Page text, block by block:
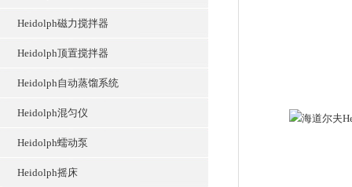
Heidolph磁力搅拌器
Heidolph顶置搅拌器
Heidolph自动蒸馏系统
Heidolph混匀仪
Heidolph蠕动泵
Heidolph摇床